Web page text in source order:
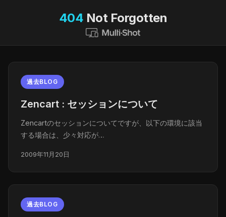
404 Not Forgotten
過去BLOG
Zencart : セッションについて
Zencartのセッションについてですが、以下の環境に該当
する場合は、少々対応が…
2009年11月20日
過去BLOG